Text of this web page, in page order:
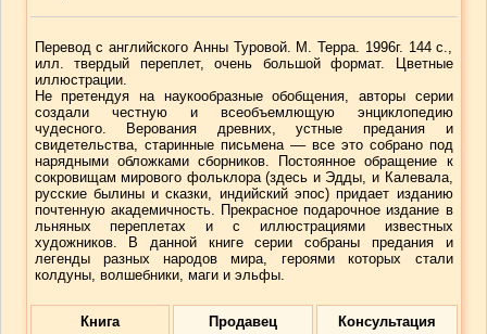
Перевод с английского Анны Туровой. М. Терра. 1996г. 144 с.,
илл. твердый переплет, очень большой формат. Цветные
иллюстрации.
Не претендуя на наукообразные обобщения, авторы серии
создали честную и всеобъемлющую энциклопедию
чудесного. Верования древних, устные предания и
свидетельства, старинные письмена –– все это собрано под
нарядными обложками сборников. Постоянное обращение к
сокровищам мирового фольклора (здесь и Эдды, и Калевала,
русские былины и сказки, индийский эпос) придает изданию
почтенную академичность. Прекрасное подарочное издание в
льняных переплетах и с иллюстрациями известных
художников. В данной книге серии собраны предания и
легенды разных народов мира, героями которых стали
колдуны, волшебники, маги и эльфы.
Книга Продавец Консультация